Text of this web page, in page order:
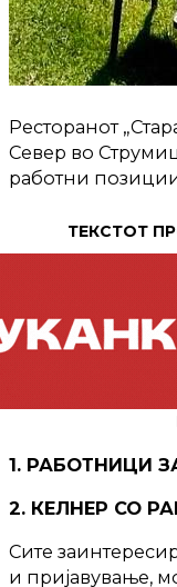
Ресторанот
Север во
работни
ТЕКСТОТ
1. РАБОТНИЦИ
2. КЕЛНЕР СО
Сите
и пријавување,